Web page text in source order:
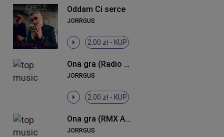
Oddam Ci serce
JORRGUS
2.00 zł - KUP
Ona gra (Radio Edit)
JORRGUS
2.00 zł - KUP
Ona gra (RMX Alchemist Project)
JORRGUS